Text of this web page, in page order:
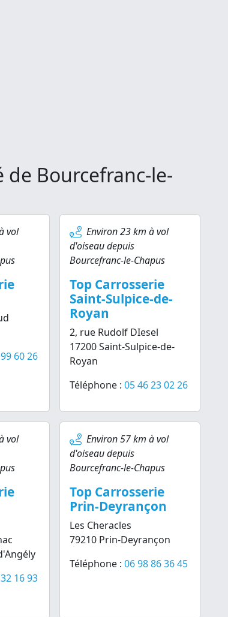
de Bourcefranc-le-
vol
60 26
Environ 23 km à vol
d'oiseau depuis
Bourcefranc-le-Chapus
Top Carrosserie
Saint-Sulpice-de-
Royan
2, rue Rudolf DIesel
17200 Saint-Sulpice-de-
Royan
Téléphone :05 46 23 02 26
vol
16 93
Environ 57 km à vol
d'oiseau depuis
Bourcefranc-le-Chapus
Top Carrosserie
Prin-Deyrançon
Les Cheracles
79210 Prin-Deyrançon
Téléphone :06 98 86 36 45